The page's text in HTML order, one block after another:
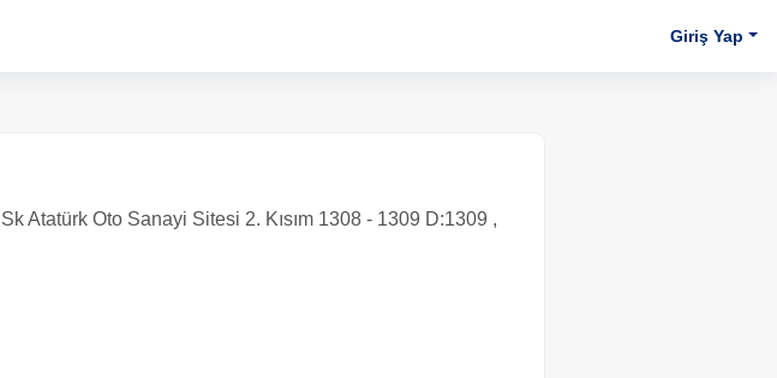
Giriş Yap
Atatürk Oto Sanayi Sitesi 2. Kısım 1308 - 1309 D:1309 ,